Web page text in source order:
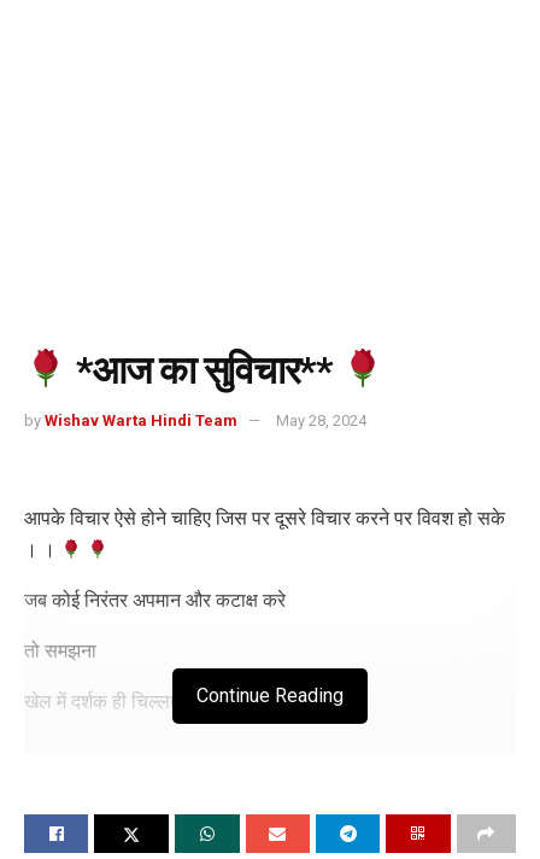
*आज का सुविचार**
by Wishav Warta Hindi Team May 28, 2024
आपके विचार ऐसे होने चाहिए जिस पर दूसरे विचार करने पर विवश हो सके
। ।
जब कोई निरंतर अपमान और कटाक्ष करे
तो समझना
खेल में दर्शक ही चिल्लाते हैं खिलाड़ी नहीं। ।
Continue Reading